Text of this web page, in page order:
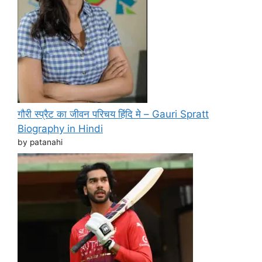
गौरी स्प्रैट का जीवन परिचय हिंदि मे – Gauri Spratt
Biography in Hindi
by patanahi